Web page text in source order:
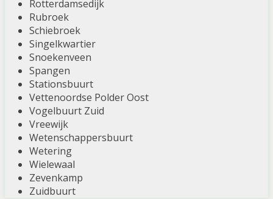
Rotterdamsedijk
Rubroek
Schiebroek
Singelkwartier
Snoekenveen
Spangen
Stationsbuurt
Vettenoordse Polder Oost
Vogelbuurt Zuid
Vreewijk
Wetenschappersbuurt
Wetering
Wielewaal
Zevenkamp
Zuidbuurt